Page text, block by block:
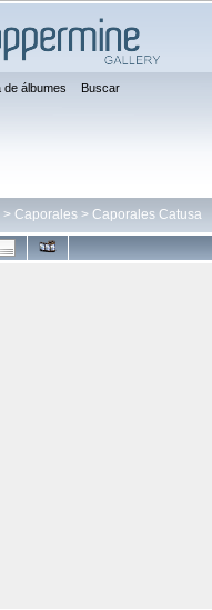
de álbumes Buscar
> Caporales > Caporales Catusa